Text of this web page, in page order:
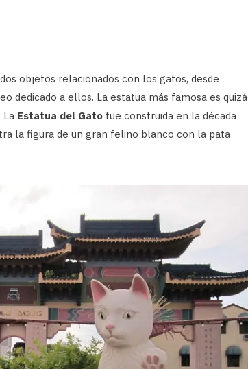
objetos relacionados con los gatos, desde
dedicado a ellos. La estatua más famosa es quizá
La Estatua del Gato fue construida en la década
la figura de un gran felino blanco con la pata